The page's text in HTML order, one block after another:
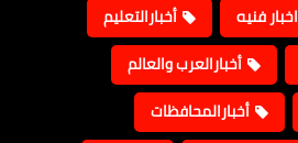
اخبار فنيه
أخبارالتعليم
أخبارالعرب والعالم
أخبارالمحافظات